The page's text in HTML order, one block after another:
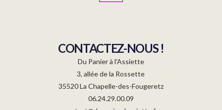
CONTACTEZ-NOUS !
Du Panier à l'Assiette
3, allée de la Rossette
35520 La Chapelle-des-Fougeretz
06.24.29.00.09